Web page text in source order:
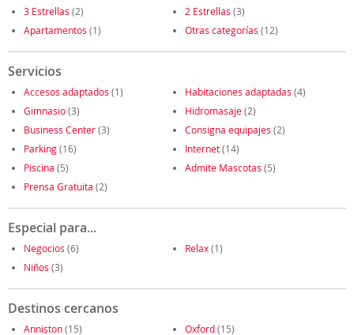
3 Estrellas (2) 2 Estrellas (3)
Apartamentos (1) Otras categorías (12)
Servicios
Accesos adaptados (1) Habitaciones adaptadas (4)
Gimnasio(3) Hidromasaje(2)
Business Center(3) Consigna equipajes (2)
Parking(16) Internet(14)
Piscina (5) Admite Mascotas (5)
Prensa Gratuita (2)
Especial para...
Negocios (6) Relax(1)
Niños (3)
Destinos cercanos
Anniston(15) Oxford(15)